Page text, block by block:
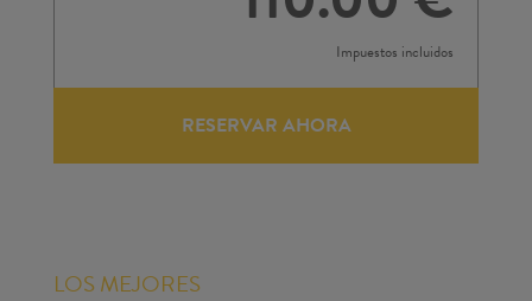
Impuestos incluidos
RESERVAR AHORA
LOS MEJORES